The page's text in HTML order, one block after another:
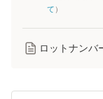
て ）
ロットナンバ